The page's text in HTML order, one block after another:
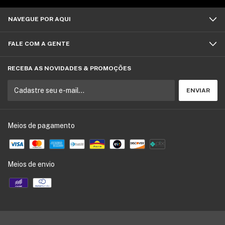
NAVEGUE POR AQUI
FALE COM A GENTE
RECEBA AS NOVIDADES & PROMOÇÕES
Meios de pagamento
Meios de envio